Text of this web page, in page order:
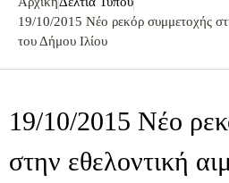
19/10/2015 Νέο ρεκόρ συμμετοχής
του Δήμου Ιλίου
19/10/2015 Νέο
στην εθελοντική